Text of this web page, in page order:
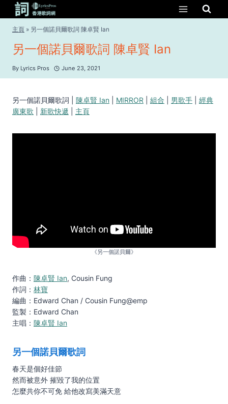
content
主頁 » 另一個諾貝爾歌詞 陳卓賢 Ian
另一個諾貝爾歌詞 陳卓賢 Ian
By Lyrics Pros June 23, 2021
另一個諾貝爾歌詞 | 陳卓賢 Ian MIRROR 組合 男歌手
經典
廣東歌
新歌快遞 主頁
《另一個諾貝爾》
作曲： 陳卓賢 Ian, Cousin Fung
作詞： 林寶
編曲：Edward Chan / Cousin Fung@emp
監製：Edward Chan
主唱： 陳卓賢 Ian
另一個諾貝爾歌詞
春天是個好佳節
然而被意外 摧毀了我的位置
怎麼共你不可免 給他改寫美滿天意